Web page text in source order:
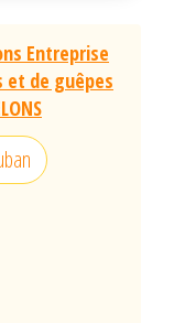
Entreprise
et de guêpes